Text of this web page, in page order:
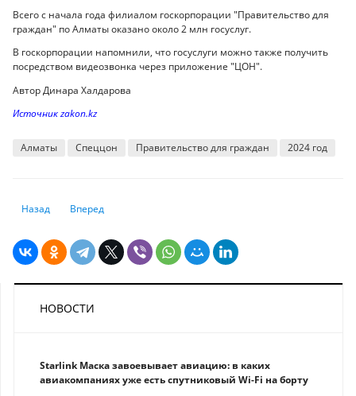
Всего с начала года филиалом госкорпорации "Правительство для
граждан" по Алматы оказано около 2 млн госуслуг.
В госкорпорации напомнили, что госуслуги можно также получить
посредством видеозвонка через приложение "ЦОН".
Автор Динара Халдарова
Источник zakon.kz
Алматы Спеццон Правительство для граждан 2024 год
Предыдущий: Что изменится в жизни казахстанцев с октября
Назад Следующий: Дифтарифы и высокие счета за
Вперед
НОВОСТИ
Starlink Маска завоевывает авиацию: в каких
авиакомпаниях уже есть спутниковый Wi-Fi на борту